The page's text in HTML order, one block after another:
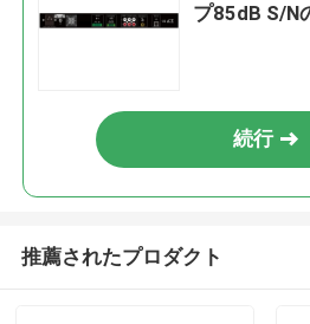
プ85dB S/N
続行
推薦されたプロダクト